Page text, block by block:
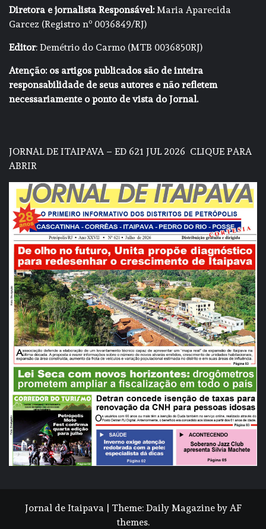
Diretora e jornalista Responsável:Maria Aparecida
Garcez (Registro nº 0036849/RJ)
Editor: Demétrio do Carmo (MTB 0036850RJ)
Atenção: os artigos publicados são de inteira
responsabilidade de seus autores e não refletem
necessariamente o ponto de vista do Jornal.
JORNAL DE ITAIPAVA – ED 621 JUL 2026 CLIQUE PARA
ABRIR
Jornal de Itaipava Theme: Daily Magazineby AF
themes.